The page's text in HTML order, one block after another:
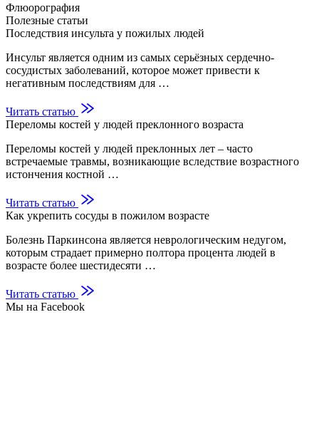
Флюорография
Полезные статьи
Последствия инсульта у пожилых людей
Инсульт является одним из самых серьёзных сердечно-
сосудистых заболеваний, которое может привести к
негативным последствиям для …
Читать статью
Переломы костей у людей преклонного возраста
Переломы костей у людей преклонных лет – часто
встречаемые травмы, возникающие вследствие возрастного
истончения костной …
Читать статью
Как укрепить сосуды в пожилом возрасте
Болезнь Паркинсона является неврологическим недугом,
которым страдает примерно полтора процента людей в
возрасте более шестидесяти …
Читать статью
Мы на Facebook